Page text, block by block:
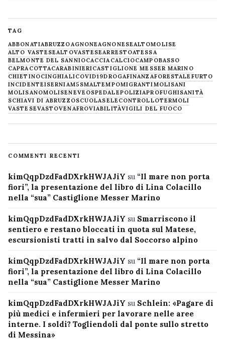
TAG
ABBONATIABRUZZOAGNONEAGNONESEALTOMOLISE
ALTO VASTESEALTOVASTESEARRESTOATESSA
BELMONTE DEL SANNIOCACCIA CALCIOCAMPOBASSO
CAPRACOTTACARABINIERICASTIGLIONE MESSER MARINO
CHIETINOCINGHIALICOVID19DROGAFINANZAFORESTALE FURTO
INCIDENTEISERNIAM5SMALTEMPOMIGRANTIMOLISANI
MOLISANOMOLISENEVE OSPEDALEPOLIZIAPROFUGHISANITÀ
SCHIAVI DI ABRUZZOSCUOLASELECONTROLLOTERMOLI
VASTESEVASTOVENAFROVIABILITÀVIGILI DEL FUOCO
COMMENTI RECENTI
kimQqpDzdFadDXrkHWJAJiY su “Il mare non porta
fiori”, la presentazione del libro di Lina Colacillo
nella “sua” Castiglione Messer Marino
kimQqpDzdFadDXrkHWJAJiY su Smarriscono il
sentiero e restano bloccati in quota sul Matese,
escursionisti tratti in salvo dal Soccorso alpino
kimQqpDzdFadDXrkHWJAJiY su “Il mare non porta
fiori”, la presentazione del libro di Lina Colacillo
nella “sua” Castiglione Messer Marino
kimQqpDzdFadDXrkHWJAJiY su Schlein: «Pagare di
più medici e infermieri per lavorare nelle aree
interne. I soldi? Togliendoli dal ponte sullo stretto
di Messina»